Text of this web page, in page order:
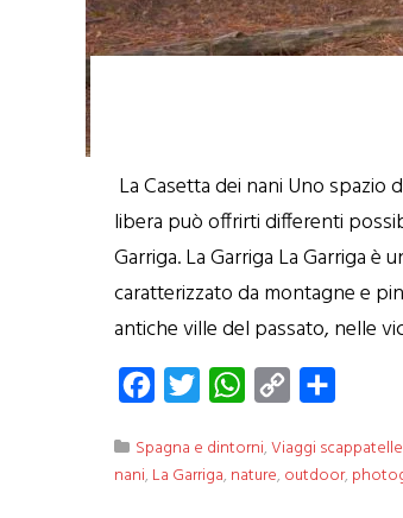
La Casetta dei nani Uno
libera può offrirti differenti
Garriga. La Garriga La Garriga
caratterizzato da montagne e
antiche ville del passato, nelle
Facebook
Twitter WhatsApp
Copy
Spagna e dintorni,Viaggi
nani, La Garriga, nature, outdoor,